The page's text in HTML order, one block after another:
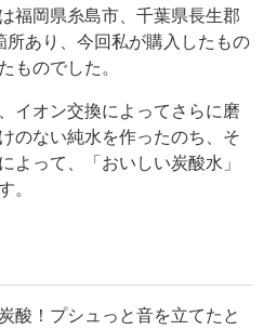
福岡県糸島市、千葉県長生郡
あり、今回私が購入したもの
ものでした。
イオン交換によってさらに磨
のない純水を作ったのち、そ
よって、「おいしい炭酸水」
。
酸！プシュっと音を立てたと